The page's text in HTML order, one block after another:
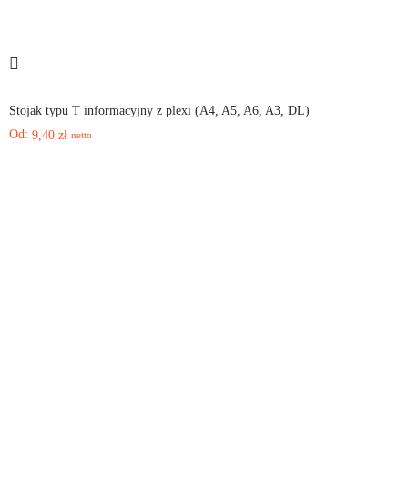
Stojak typu T informacyjny z plexi (A4, A5, A6, A3, DL)
Od: 9,40 zł netto